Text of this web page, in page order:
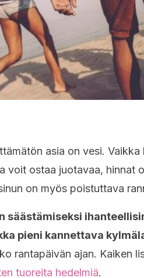
asia on vesi.
voit ostaa juotavaa, hinnat
on myös poistuttava
säästämiseksi
pieni kannettava
rantapäivän ajan. Kaiken
tuoreita hedelmiä.